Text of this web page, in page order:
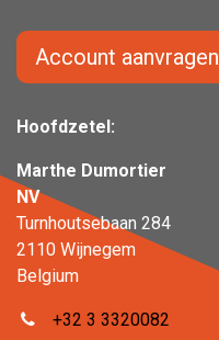
Hoofdzetel:
Marthe Dumortier
NV
Turnhoutsebaan 284
2110 Wijnegem
Belgium
+32 3 3320082
Account aanvragen